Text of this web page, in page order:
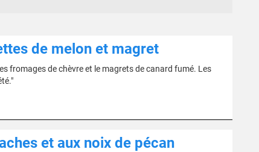
de melon et magret
fromages de chèvre et le magrets de canard fumé. Les
et aux noix de pécan